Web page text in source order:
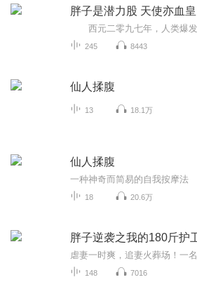
胖子是潜力股 天使亦血皇
245 8443
仙人揉腹
13 18.1万
仙人揉腹
一种神奇而简易的自我按摩法
18 20.6万
胖子逆袭之我的180斤护
148 7016